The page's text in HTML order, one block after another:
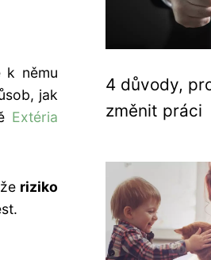
k němu
jak
Extéria
riziko
4 důvody,
změnit práci